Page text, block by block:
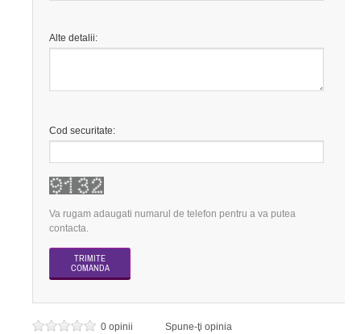
Alte detalii:
Cod securitate:
Va rugam adaugati numarul de telefon pentru a va putea
contacta.
0 opinii Spune-ţi opinia